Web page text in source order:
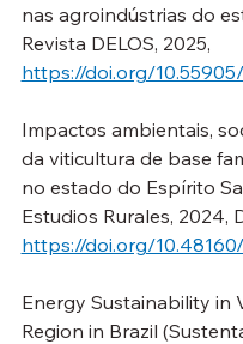
nas agroindústrias do
Revista DELOS, 2025,
https://doi.org/
Impactos ambientais,
da viticultura de base
no estado do Espírito
Estudios Rurales, 2024,
https://doi.org/
Energy Sustainability in
Region in Brazil